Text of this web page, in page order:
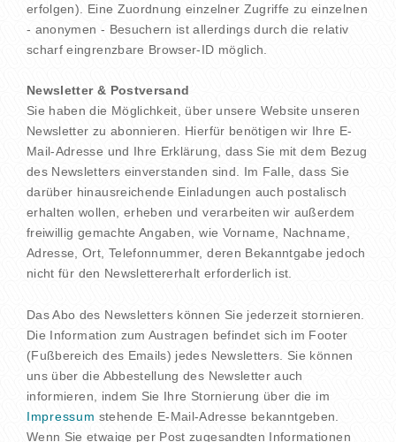
erfolgen). Eine Zuordnung einzelner Zugriffe zu einzelnen
- anonymen - Besuchern ist allerdings durch die relativ
scharf eingrenzbare Browser-ID möglich.
Newsletter & Postversand
Sie haben die Möglichkeit, über unsere Website unseren
Newsletter zu abonnieren. Hierfür benötigen wir Ihre E-
Mail-Adresse und Ihre Erklärung, dass Sie mit dem Bezug
des Newsletters einverstanden sind. Im Falle, dass Sie
darüber hinausreichende Einladungen auch postalisch
erhalten wollen, erheben und verarbeiten wir außerdem
freiwillig gemachte Angaben, wie Vorname, Nachname,
Adresse, Ort, Telefonnummer, deren Bekanntgabe jedoch
nicht für den Newslettererhalt erforderlich ist.
Das Abo des Newsletters können Sie jederzeit stornieren.
Die Information zum Austragen befindet sich im Footer
(Fußbereich des Emails) jedes Newsletters. Sie können
uns über die Abbestellung des Newsletter auch
informieren, indem Sie Ihre Stornierung über die im
Impressum stehende E-Mail-Adresse bekanntgeben.
Wenn Sie etwaige per Post zugesandten Informationen